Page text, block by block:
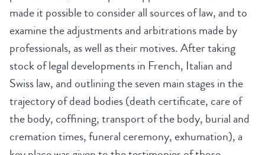
made it possible to consider all sources of law, and to
examine the adjustments and arbitrations made by
professionals, as well as their motives. After taking
stock of legal developments in French, Italian and
Swiss law, and outlining the seven main stages in the
trajectory of dead bodies (death certificate, care of
the body, coffining, transport of the body, burial and
cremation times, funeral ceremony, exhumation), a